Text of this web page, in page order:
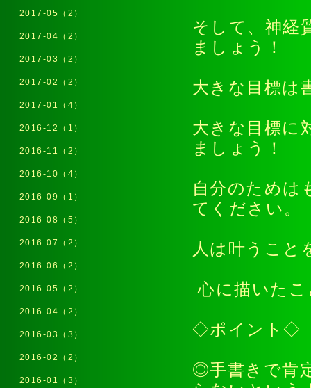
そして、神経
ましょう！
大きな目標
大きな目標に
ましょう！
自分のためは
てください
人は叶うこ
心に描いた
◇ポイント◇
◎手書きで肯
2017-05（2）
2017-04（2）
2017-03（2）
2017-02（2）
2017-01（4）
2016-12（1）
2016-11（2）
2016-10（4）
2016-09（1）
2016-08（5）
2016-07（2）
2016-06（2）
2016-05（2）
2016-04（2）
2016-03（3）
2016-02（2）
2016-01（3）